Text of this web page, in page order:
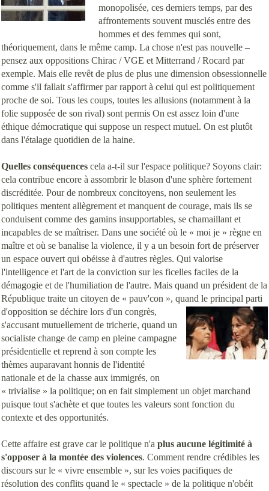
monopolisée, ces derniers temps, par des
affrontements souvent musclés entre des
hommes et des femmes qui sont,
théoriquement, dans le même camp. La chose n'est pas nouvelle –
pensez aux oppositions Chirac / VGE et Mitterrand / Rocard par
exemple. Mais elle revêt de plus de plus une dimension obsessionnelle
comme s'il fallait s'affirmer par rapport à celui qui est politiquement
proche de soi. Tous les coups, toutes les allusions (notamment à la
folie supposée de son rival) sont permis On est assez loin d'une
éthique démocratique qui suppose un respect mutuel. On est plutôt
dans l'étalage quotidien de la haine.
Quelles conséquences cela a-t-il sur l'espace politique? Soyons clair:
cela contribue encore à assombrir le blason d'une sphère fortement
discréditée. Pour de nombreux concitoyens, non seulement les
politiques mentent allègrement et manquent de courage, mais ils se
conduisent comme des gamins insupportables, se chamaillant et
incapables de se maîtriser. Dans une société où le « moi je » règne en
maître et où se banalise la violence, il y a un besoin fort de préserver
un espace ouvert qui obéisse à d'autres règles. Qui valorise
l'intelligence et l'art de la conviction sur les ficelles faciles de la
démagogie et de l'humiliation de l'autre. Mais quand un président de la
République traite un citoyen de « pauv'con », quand le principal parti
d'opposition se déchire lors d'un congrès,
s'accusant mutuellement de tricherie, quand un
socialiste change de camp en pleine campagne
présidentielle et reprend à son compte les
thèmes auparavant honnis de l'identité
nationale et de la chasse aux immigrés, on
« trivialise » la politique; on en fait simplement un objet marchand
puisque tout s'achète et que toutes les valeurs sont fonction du
contexte et des opportunités.
Cette affaire est grave car le politique n'a plus aucune légitimité à
s'opposer à la montée des violences. Comment rendre crédibles les
discours sur le « vivre ensemble », sur les voies pacifiques de
résolution des conflits quand le « spectacle » de la politique n'obéit